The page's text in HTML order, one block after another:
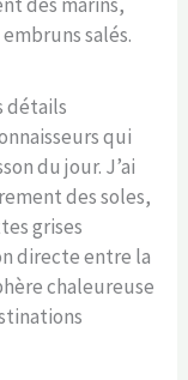
salés.
détails
qui
du jour. J’ai
des soles,
grises
directe entre la
chaleureuse